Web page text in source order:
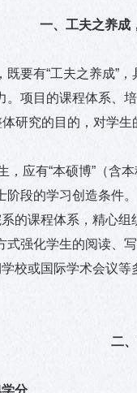
一、工夫之养
要有“工夫之养成”
项目的课程体系、
体研究的目的，对学
，应有“本硕博”（
段的学习创造条件。
系的课程体系，精心
强化学生的阅读、写
学校或国际学术会议
二
学分